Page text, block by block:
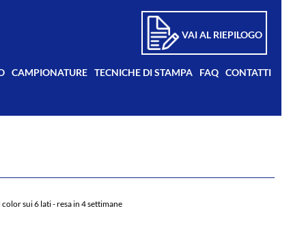
VAI AL RIEPILOGO
CAMPIONATURE TECNICHE DI STAMPA FAQ CONTATTI
sui 6 lati - resa in 4 settimane